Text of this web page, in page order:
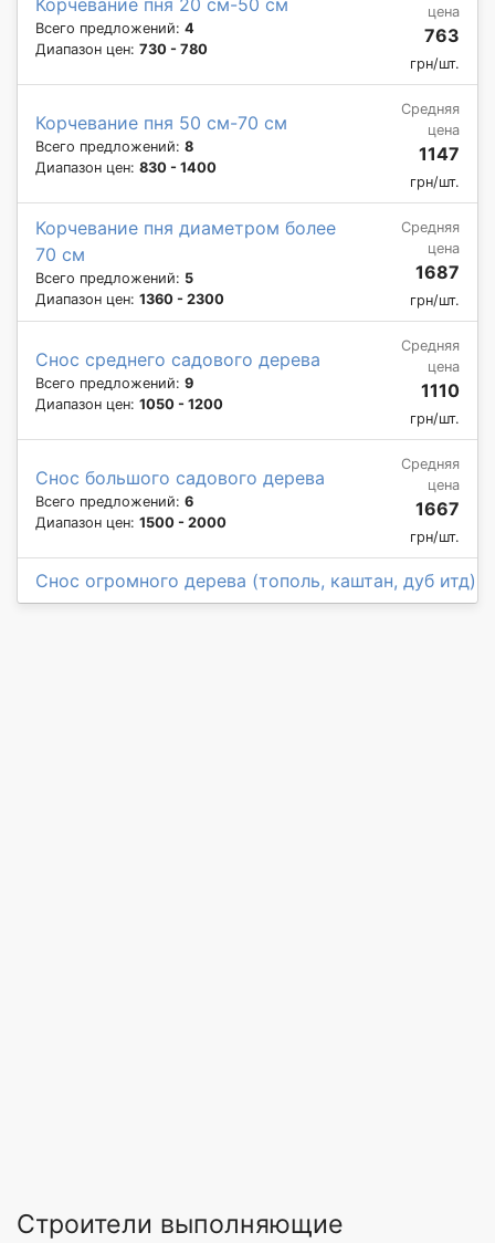
Всего предложений: 4
Диапазон цен: 730 - 780
цена
763
грн/шт.
Корчевание пня 50 см-70 см
Всего предложений: 8
Диапазон цен: 830 - 1400
Средняя
цена
1147
грн/шт.
Корчевание пня диаметром более
70 см
Всего предложений: 5
Диапазон цен: 1360 - 2300
Средняя
цена
1687
грн/шт.
Снос среднего садового дерева
Всего предложений: 9
Диапазон цен: 1050 - 1200
Средняя
цена
1110
грн/шт.
Снос большого садового дерева
Всего предложений: 6
Диапазон цен: 1500 - 2000
Средняя
цена
1667
грн/шт.
Снос огромного дерева (тополь, каштан, дуб итд)
Строители выполняющие